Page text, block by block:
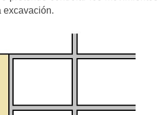
excavación.